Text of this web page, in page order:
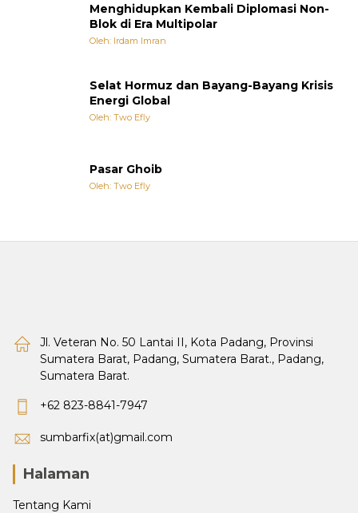
Menghidupkan Kembali Diplomasi Non-
Blok di Era Multipolar
Oleh: Irdam Imran
Selat Hormuz dan Bayang-Bayang Krisis
Energi Global
Oleh: Two Efly
Pasar Ghoib
Oleh: Two Efly
Jl. Veteran No. 50 Lantai II, Kota Padang, Provinsi
Sumatera Barat, Padang, Sumatera Barat., Padang,
Sumatera Barat.
+62 823-8841-7947
sumbarfix(at)gmail.com
Halaman
Tentang Kami